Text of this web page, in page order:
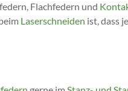
Flachfedern und
Laserschneiden ist, dass